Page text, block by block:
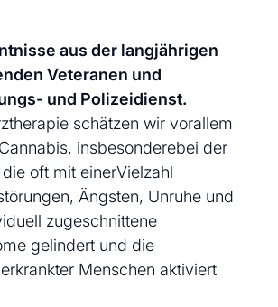
aus der langjährigen
Veteranen und
und Polizeidienst.
schätzen wir vorallem
insbesonderebei der
oft mit einerVielzahl
Ängsten, Unruhe und
zugeschnittene
gelindert und die
Menschen aktiviert